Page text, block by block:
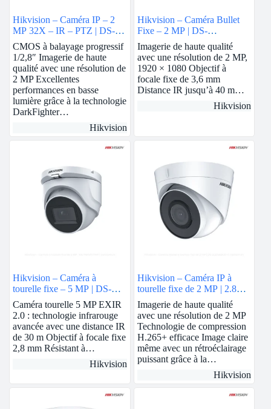
Hikvision – Caméra IP – 2
MP 32X – IR – PTZ | DS-
2DE5232IW-AE
CMOS à balayage progressif
1/2,8″ Imagerie de haute
qualité avec une résolution de
2 MP Excellentes
performances en basse
lumière grâce à la technologie
DarkFighter…
Hikvision
Hikvision – Caméra Bullet
Fixe – 2 MP | DS-
2CE17D0T-IT3F
Imagerie de haute qualité
avec une résolution de 2 MP,
1920 × 1080 Objectif à
focale fixe de 3,6 mm
Distance IR jusqu’à 40 m…
Hikvision
Hikvision – Caméra à
tourelle fixe – 5 MP | DS-
76H0T-ITMF
Caméra tourelle 5 MP EXIR
2.0 : technologie infrarouge
avancée avec une distance IR
de 30 m Objectif à focale fixe
2,8 mm Résistant à…
Hikvision
Hikvision – Caméra IP à
tourelle fixe de 2 MP | 2.8mm
| DS-2CD1323G0-I
Imagerie de haute qualité
avec une résolution de 2 MP
Technologie de compression
H.265+ efficace Image claire
même avec un rétroéclairage
puissant grâce à la…
Hikvision